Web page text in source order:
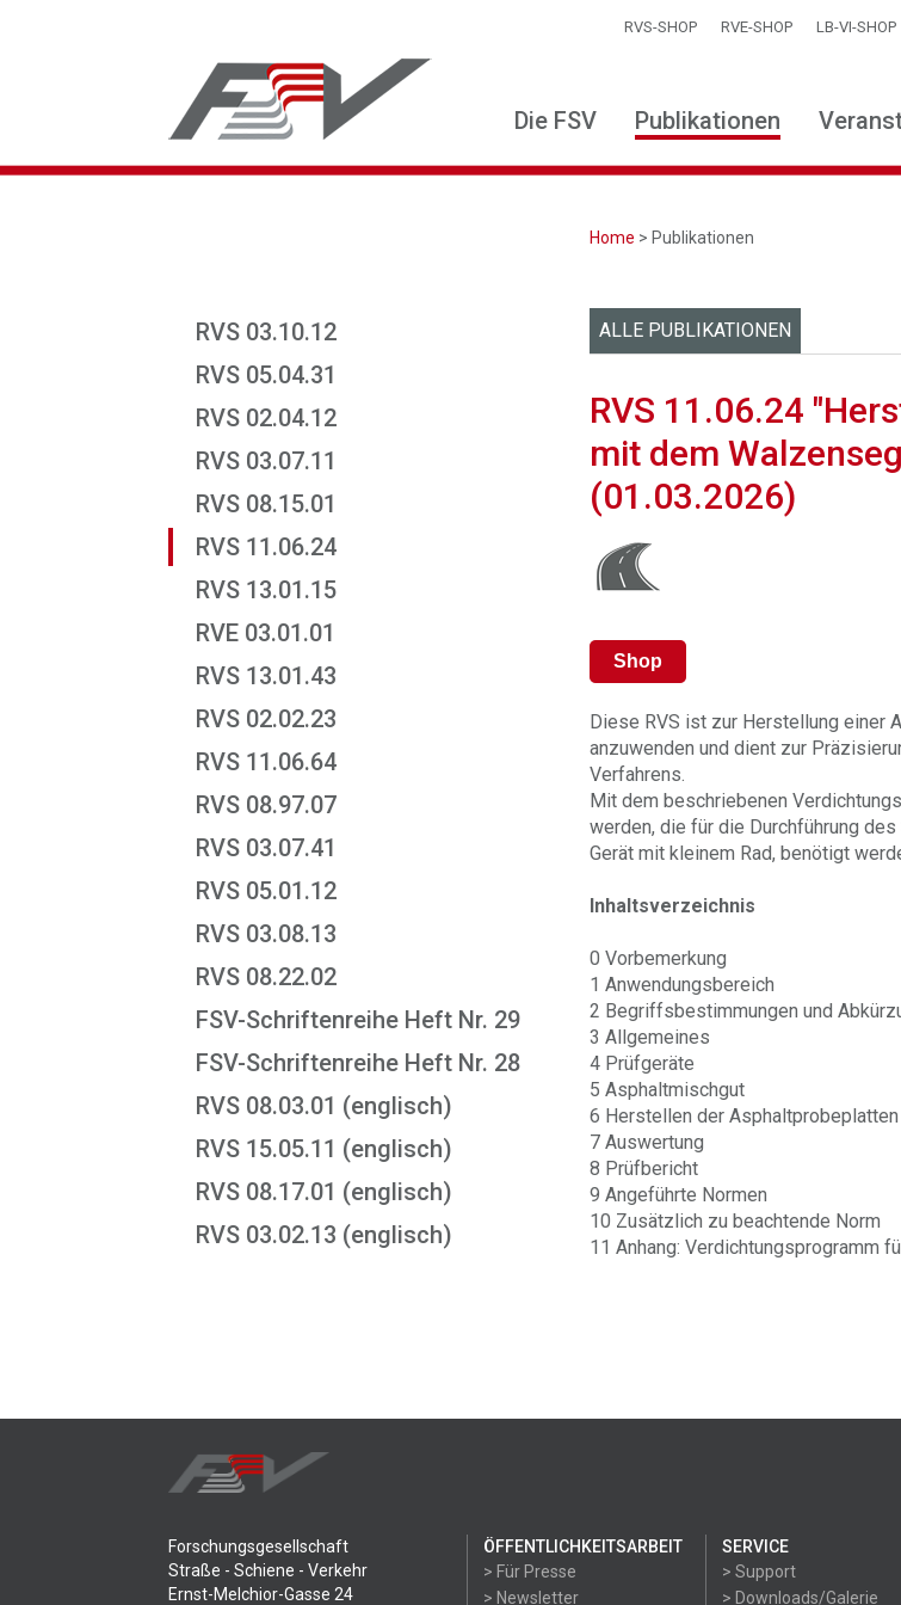
RVS-SHOP RVE-SHOP LB-VI-SHOP
Die FSV Publikationen
Home > Publikationen
RVS 03.10.12
RVS 05.04.31
RVS 02.04.12
RVS 03.07.11
RVS 08.15.01
RVS 11.06.24
RVS 13.01.15
RVE 03.01.01
RVS 13.01.43
RVS 02.02.23
RVS 11.06.64
RVS 08.97.07
RVS 03.07.41
RVS 05.01.12
RVS 03.08.13
RVS 08.22.02
FSV-Schriftenreihe Heft Nr. 29
FSV-Schriftenreihe Heft Nr. 28
RVS 08.03.01 (englisch)
RVS 15.05.11 (englisch)
RVS 08.17.01 (englisch)
RVS 03.02.13 (englisch)
ALLE PUBLIKATIONEN
RVS 11.06.24
mit dem
(01.03.2026)
Shop
Diese RVS ist zur Herstellung einer
anzuwenden und dient zur
Verfahrens.
Mit dem beschriebenen
werden, die für die Durchführung
Gerät mit kleinem Rad, benötigt
Inhaltsverzeichnis
0 Vorbemerkung
1 Anwendungsbereich
2 Begriffsbestimmungen und
3 Allgemeines
4 Prüfgeräte
5 Asphaltmischgut
6 Herstellen der Asphaltprobeplatten
7 Auswertung
8 Prüfbericht
9 Angeführte Normen
10 Zusätzlich zu beachtende Norm
11 Anhang: Verdichtungsprogramm
Forschungsgesellschaft
Straße - Schiene - Verkehr
Ernst-Melchior-Gasse 24
ÖFFENTLICHKEITSARBEIT
> Für Presse
> Newsletter
SERVICE
> Support
> Downloads/Galerie